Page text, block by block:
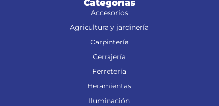
Categorías
Accesorios
Agricultura y jardinería
Carpintería
Cerrajería
Ferretería
Heramientas
Iluminación